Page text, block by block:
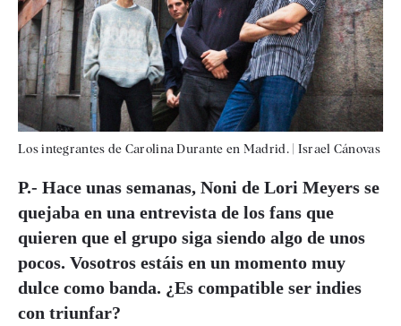
Los integrantes de Carolina Durante en Madrid.| Israel Cánovas
P.- Hace unas semanas, Noni de Lori Meyers se
quejaba en una entrevista de los fans que
quieren que el grupo siga siendo algo de unos
pocos. Vosotros estáis en un momento muy
dulce como banda. ¿Es compatible ser indies
con triunfar?